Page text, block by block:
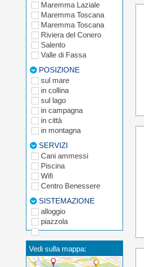
Maremma Laziale
Maremma Toscana
Maremma Toscana
Riviera del Conero
Salento
Valle di Fassa
POSIZIONE
sul mare
in collina
sul lago
in campagna
in città
in montagna
SERVIZI
Cani ammessi
Piscina
Wifi
Centro Benessere
SISTEMAZIONE
alloggio
piazzola
Vedi sulla mappa: